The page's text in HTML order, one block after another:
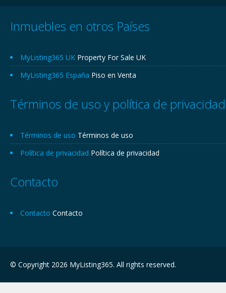
Inmuebles en otros Países
MyListing365 UK Property For Sale UK
MyListing365 España Piso en Venta
Términos de uso y política de privacidad
Términos de uso Términos de uso
Política de privacidad Política de privacidad
Contacto
Contacto Contacto
© Copyright 2026 MyListing365. All rights reserved.